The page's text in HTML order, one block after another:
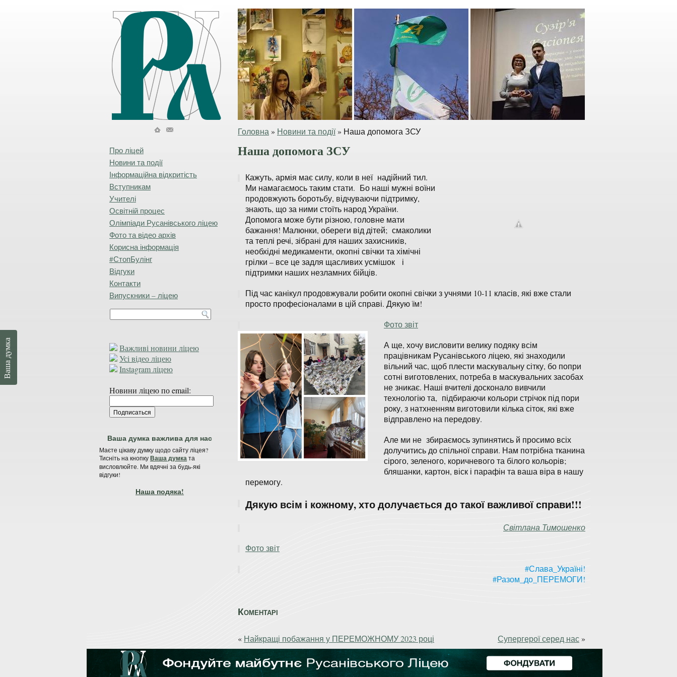
Головна » Новини та події» Наша допомога ЗСУ
Про ліцей
Новини та події
Інформаційна відкритість
Вступникам
Учителі
Освітній процес
Олімпіади Русанівського ліцею
Фото та відео архів
Корисна інформація
#СтопБулінг
Відгуки
Контакти
Випускники – ліцею
Важливі новини ліцею
Усі відео ліцею
Instagram ліцею
Новини ліцею по email:
Ваша думка важлива для нас
Маєте цікаву думку щодо сайту ліцея?
Тисніть на кнопкуВаша думката
висловлюйте. Ми вдячні за будь-які
відгуки!
Наша подяка!
Наша допомога ЗСУ
Кажуть, армія має силу, коли в неї надійний тил.
Ми намагаємось таким стати. Бо наші мужні воїни
продовжують боротьбу, відчуваючи підтримку,
знають, що за ними стоїть народ України.
Допомога може бути різною, головне мати
бажання! Малюнки, обереги від дітей; смаколики
та теплі речі, зібрані для наших захисників,
необхідні медикаменти, окопні свічки та хімічні
грілки – все це задля щасливих усмішок і
підтримки наших незламних бійців.
Під час канікул продовжували робити окопні свічки з учнями 10-11 класів, які вже стали
просто професіоналами в цій справі. Дякую їм!
Фото звіт
А ще, хочу висловити велику подяку всім
працівникам Русанівського ліцею, які знаходили
вільний час, щоб плести маскувальну сітку, бо попри
сотні виготовлених, потреба в маскувальних засобах
не зникає. Наші вчителі досконало вивчили
технологію та, підбираючи кольори стрічок під пори
року, з натхненням виготовили кілька сіток, які вже
відправлено на передову.
Але ми не збираємось зупинятись й просимо всіх
долучитись до спільної справи. Нам потрібна тканина
сірого, зеленого, коричневого та білого кольорів;
бляшанки, картон, віск і парафін та ваша віра в нашу
перемогу.
Дякую всім і кожному, хто долучається до такої важливої справи!!!
Світлана Тимошенко
Фото звіт
#Слава_Україні!
#Разом_до_ПЕРЕМОГИ!
Коментарі
« Найкращі побажання у ПЕРЕМОЖНОМУ 2023 році Супергерої серед нас »
Ваша думка